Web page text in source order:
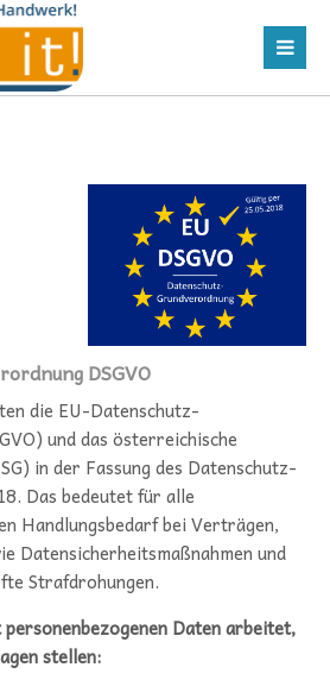
DSGVO
die EU-Datenschutz-
und das österreichische
in der Fassung des Datenschutz-
Das bedeutet für alle
Handlungsbedarf bei Verträgen,
Datensicherheitsmaßnahmen und
Strafdrohungen.
Daten arbeitet,
stellen: